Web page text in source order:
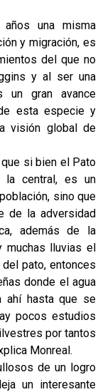
una misma
y migración, es
del que no
y al ser una
un gran avance
esta especie y
visión global de
si bien el Pato
la central, es un
sino que
de la adversidad
además de la
muchas lluvias el
pato, entonces
donde el agua
ahí hasta que se
pocos estudios
por tantos
Monreal.
de un logro
un interesante